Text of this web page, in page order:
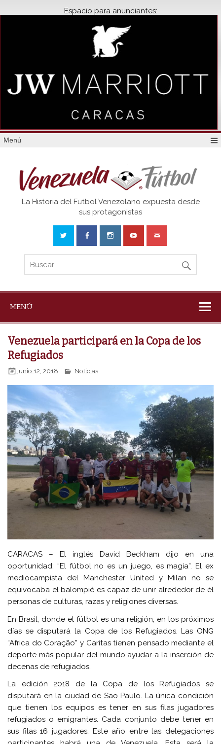
Espacio para anunciantes:
Menú
Venezuela
La Historia del Futbol Venezolano expuesta desde
sus protagonistas
MENÚ
Venezuela participará en la Copa de los
Refugiados
junio 12, 2018 Noticias
CARACAS – El inglés David Beckham dijo en una
oportunidad: “El fútbol no es un juego, es magia”. El ex
mediocampista del Manchester United y Milan no se
equivocaba el balompié es capaz de unir alrededor de él
personas de culturas, razas y religiones diversas.
En Brasil, donde el fútbol es una religión, en los próximos
días se disputará la Copa de los Refugiados. Las ONG
“Africa do Coração” y Caritas tienen pensado mediante el
deporte más popular del mundo ayudar a la inserción de
decenas derefugiados.
La edición 2018 de la Copa de losRefugiados se
disputará en la ciudad de Sao Paulo. La única condición
que tienen los equipos es tener en sus filas jugadores
refugiados o emigrantes. Cada conjunto debe tener en
sus filas 16 jugadores. Este año entre las delegaciones